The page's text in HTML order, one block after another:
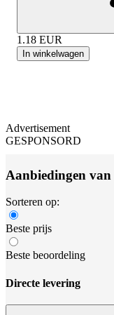
1.18 EUR
In winkelwagen
Advertisement
GESPONSORD
Aanbiedingen
Sorteren op:
Beste prijs
Beste beoordeling
Directe levering